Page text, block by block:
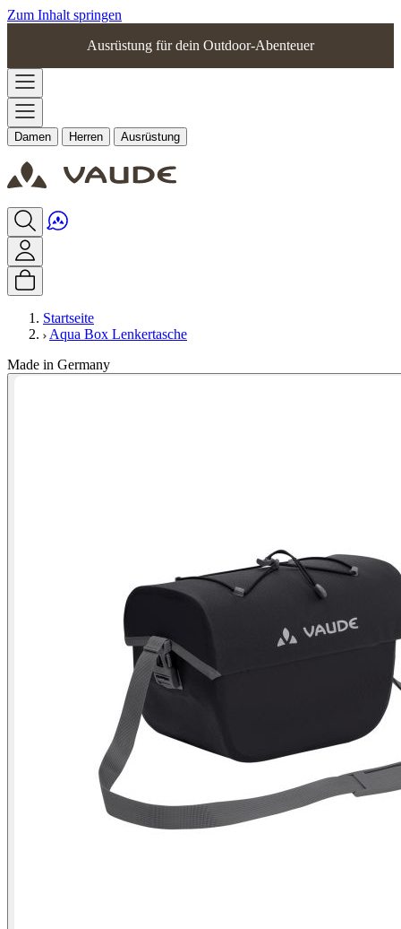
Zum Inhalt springen
Ausrüstung für dein Outdoor-Abenteuer
Damen Herren Ausrüstung
Startseite
Aqua Box Lenkertasche
Made in Germany